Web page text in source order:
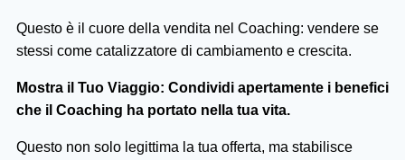
Questo è il cuore della vendita nel Coaching: vendere se
stessi come catalizzatore di cambiamento e crescita.
Mostra il Tuo Viaggio: Condividi apertamente i benefici
che il Coaching ha portato nella tua vita.
Questo non solo legittima la tua offerta, ma stabilisce